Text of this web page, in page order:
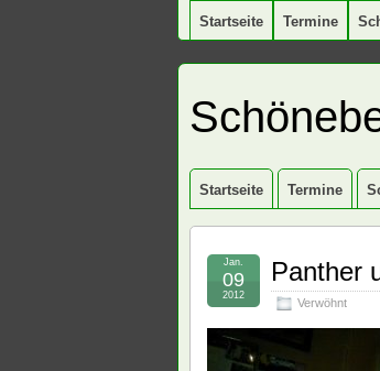
Startseite Termine
Startseite Termine
Panther
Verwöhnt
Jan.
09
2012